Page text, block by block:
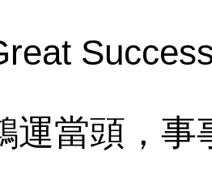
運當頭，事